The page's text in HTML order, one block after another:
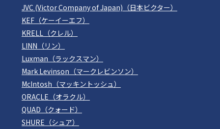
JVC (Victor Company of Japan)（日本ビクター）
KEF（ケーイーエフ）
KRELL（クレル）
LINN（リン）
Luxman（ラックスマン）
Mark Levinson（マークレビンソン）
McIntosh（マッキントッシュ）
ORACLE（オラクル）
QUAD（クォード）
SHURE（シュア）